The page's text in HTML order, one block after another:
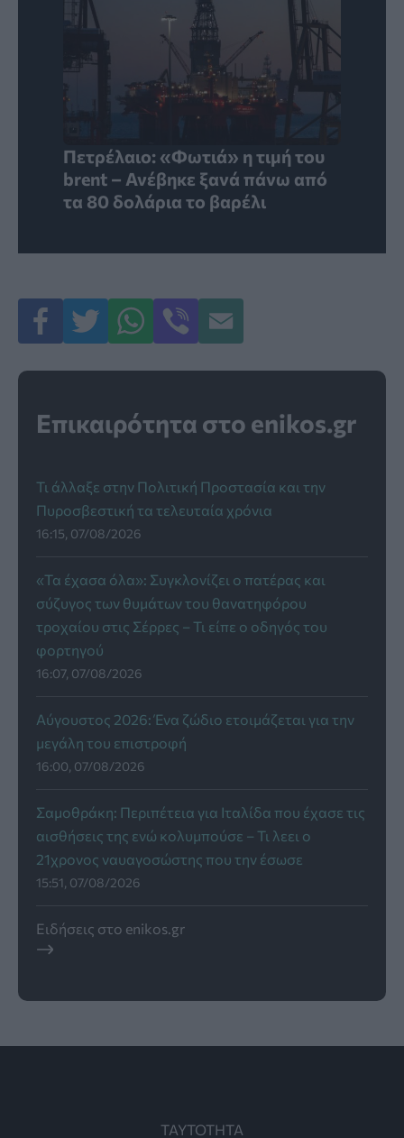
Πετρέλαιο: «Φωτιά» η τιμή του
brent – Ανέβηκε ξανά πάνω από
τα 80 δολάρια το βαρέλι
Επικαιρότητα στο enikos.gr
Τι άλλαξε στην Πολιτική Προστασία και την
Πυροσβεστική τα τελευταία χρόνια
16:15, 07/08/2026
«Τα έχασα όλα»: Συγκλονίζει ο πατέρας και
σύζυγος των θυμάτων του θανατηφόρου
τροχαίου στις Σέρρες – Τι είπε ο οδηγός του
φορτηγού
16:07, 07/08/2026
Αύγουστος 2026: Ένα ζώδιo ετοιμάζεται για την
μεγάλη του επιστροφή
16:00, 07/08/2026
Σαμοθράκη: Περιπέτεια για Ιταλίδα που έχασε τις
αισθήσεις της ενώ κολυμπούσε – Τι λεει ο
21χρονος ναυαγοσώστης που την έσωσε
15:51, 07/08/2026
Ειδήσεις στο enikos.gr
ΤΑΥΤΟΤΗΤΑ